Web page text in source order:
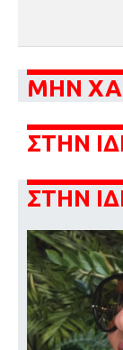
ΜΗΝ
ΣΤΗΝ
ΣΤΗΝ